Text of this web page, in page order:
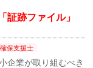
証跡ファイル」
保支援士
企業が取り組むべき